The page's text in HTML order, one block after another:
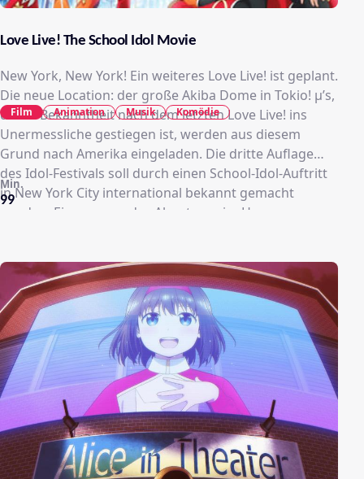
Love Live! The School Idol Movie
New York, New York! Ein weiteres Love Live! ist geplant.
Die neue Location: der große Akiba Dome in Tokio! μ’s,
deren Bekanntheit nach dem letzten Love Live! ins
Unermessliche gestiegen ist, werden aus diesem
Grund nach Amerika eingeladen. Die dritte Auflage
des Idol-Festivals soll durch einen School-Idol-Auftritt
in New York City international bekannt gemacht
werden. Ein spannendes Abenteuer im Herzen
entscheiden: Wie geht es weiter mit μ’s? Ein großer
Auftritt in Akihabara, zu dem auch die ehemals
größten Konkurrenten A-RISE eingeladen sind, soll die
Entscheidung bringen.
99
Min.
Film Animation Musik Komödie